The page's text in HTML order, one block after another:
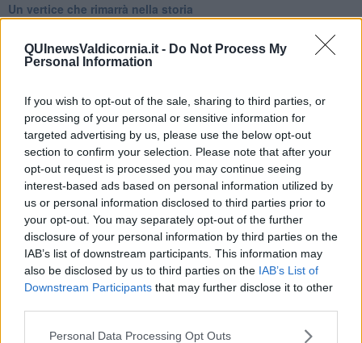
QUInewsValdicornia.it - Do Not Process My
Personal Information
If you wish to opt-out of the sale, sharing to third parties, or
processing of your personal or sensitive information for
targeted advertising by us, please use the below opt-out
section to confirm your selection. Please note that after your
opt-out request is processed you may continue seeing
interest-based ads based on personal information utilized by
us or personal information disclosed to third parties prior to
your opt-out. You may separately opt-out of the further
disclosure of your personal information by third parties on the
IAB’s list of downstream participants. This information may
also be disclosed by us to third parties on the IAB’s List of
Downstream Participants that may further disclose it to other
Personal Data Processing Opt Outs
Un vertice che rimarrà nella storia
Guerra in Ucraina, la diplomazia Usa Cina
Guerra Ucraina, la pseudo neutralità di Bennet
La guerra in Ucraina vista dal Medio Oriente
Crisi Corona, crisi Johnson, problemi post Brexit
Capitol Hill un anno dopo
Desmond Tutu "la voce dei senza voce"
Natale da incubo per Boris Johnson
La questione Ucraina
Cipro, un ponte dove si mischiano le culture
Una vigilia di Natale per un nuovo Rais
La questione israelo-palestinese ignorata dal G20
Erdogan continua a sfidare l'Occidente
Libano, collasso economico e guerra civile
Johnson, da Trump a Biden alla Brexit
L'AUKUS e il Quad
Biden, primo presidente USA non in guerra
Papa Bergoglio vedrà Viktor Orbán
Bennet, un giorno in attesa di Biden